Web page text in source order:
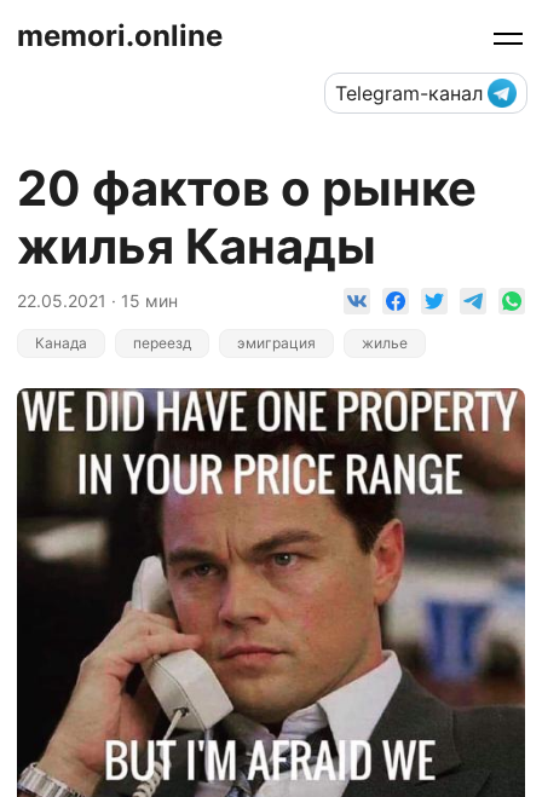
memori.online
Telegram-канал
20 фактов о рынке
жилья Канады
22.05.2021 · 15 мин
Канада переезд эмиграция жилье